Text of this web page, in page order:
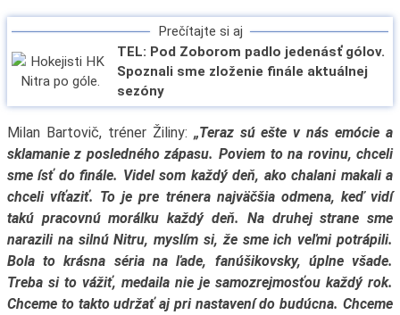
Prečítajte si aj
TEL: Pod Zoborom padlo jedenásť gólov.
Spoznali sme zloženie finále aktuálnej
sezóny
Milan Bartovič, tréner Žiliny: „Teraz sú ešte v nás emócie a
sklamanie z posledného zápasu. Poviem to na rovinu, chceli
sme ísť do finále. Videl som každý deň, ako chalani makali a
chceli víťaziť. To je pre trénera najväčšia odmena, keď vidí
takú pracovnú morálku každý deň. Na druhej strane sme
narazili na silnú Nitru, myslím si, že sme ich veľmi potrápili.
Bola to krásna séria na ľade, fanúšikovsky, úplne všade.
Treba si to vážiť, medaila nie je samozrejmosťou každý rok.
Chceme to takto udržať aj pri nastavení do budúcna. Chceme